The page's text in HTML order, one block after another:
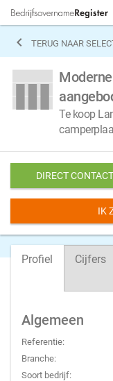
 TERUG NAAR
Te koop
DIRECT
IK
Profiel Cijfers
Algemeen
Referentie:
Branche:
Soort bedrijf: